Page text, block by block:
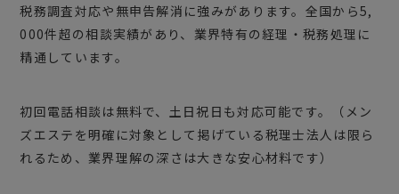
税務調査対応や無申告解消に強みがあります。全国から5,
000件超の相談実績があり、業界特有の経理・税務処理に
精通しています。
初回電話相談は無料で、土日祝日も対応可能です。（メン
ズエステを明確に対象として掲げている税理士法人は限ら
れるため、業界理解の深さは大きな安心材料です）